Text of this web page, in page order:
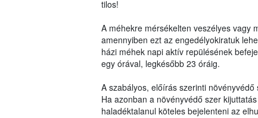
tilos!
A méhekre mérsékelten veszélyes vagy
amennyiben ezt az engedélyokiratuk
házi méhek napi aktív repülésének
egy órával, legkésőbb 23 óráig.
A szabályos, előírás szerinti
Ha azonban a növényvédő szer
haladéktalanul köteles bejelenteni az